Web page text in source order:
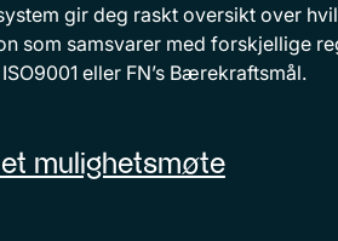
gir deg raskt oversikt over
som samsvarer med forskjellige
eller FN’s Bærekraftsmål.
mulighetsmøte